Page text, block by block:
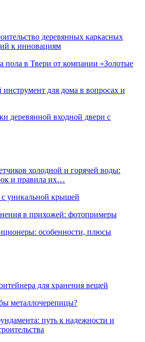
деревянных каркасных
к инновациям
пола в Твери от компании «Золотые
для дома в вопросах и
деревянной входной двери с
холодной и горячей воды:
и правила их…
уникальной крышей
в прихожей: фотопримеры
особенности, плюсы
для хранения вещей
металлочерепицы?
путь к надежности и